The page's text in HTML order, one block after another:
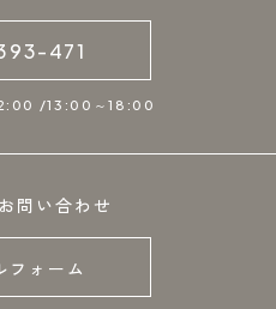
471
/13:00～18:00
問い合わせ
フォーム